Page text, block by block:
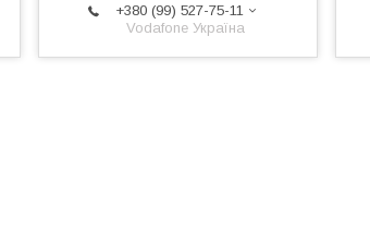
+380 (99) 527-75-11
Vodafone Україна